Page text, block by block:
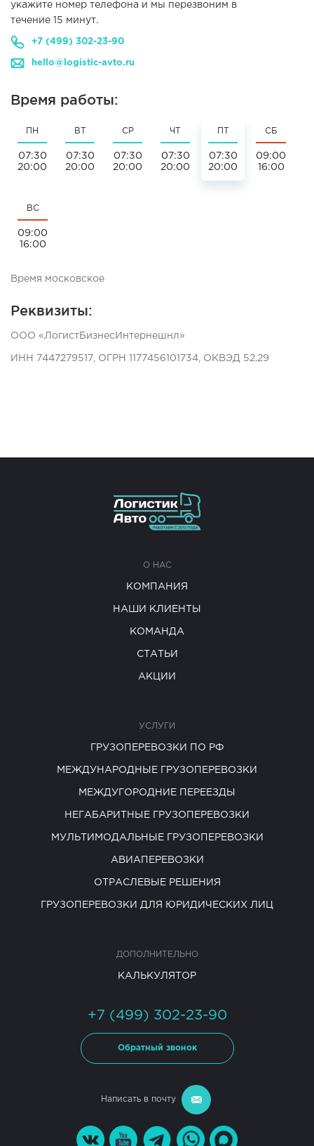
укажите номер телефона и мы перезвоним в
течение 15 минут.
+7 (499) 302-23-90
hello@logistic-avto.ru
Время работы:
ПН
07:30
20:00
ВТ
07:30
20:00
СР
07:30
20:00
ЧТ
07:30
20:00
07:30
20:00
СБ
09:00
16:00
ВС
09:00
16:00
Время московское
Реквизиты:
ООО «ЛогистБизнесИнтернешнл»
ИНН 7447279517, ОГРН 1177456101734, ОКВЭД 52.29
О НАС
КОМПАНИЯ
НАШИ КЛИЕНТЫ
КОМАНДА
СТАТЬИ
АКЦИИ
УСЛУГИ
ГРУЗОПЕРЕВОЗКИ ПО РФ
МЕЖДУНАРОДНЫЕ ГРУЗОПЕРЕВОЗКИ
МЕЖДУГОРОДНИЕ ПЕРЕЕЗДЫ
НЕГАБАРИТНЫЕ ГРУЗОПЕРЕВОЗКИ
МУЛЬТИМОДАЛЬНЫЕ ГРУЗОПЕРЕВОЗКИ
АВИАПЕРЕВОЗКИ
ОТРАСЛЕВЫЕ РЕШЕНИЯ
ГРУЗОПЕРЕВОЗКИ ДЛЯ ЮРИДИЧЕСКИХ ЛИЦ
ДОПОЛНИТЕЛЬНО
КАЛЬКУЛЯТОР
+7 (499) 302-23-90
Обратный звонок
Написать в почту